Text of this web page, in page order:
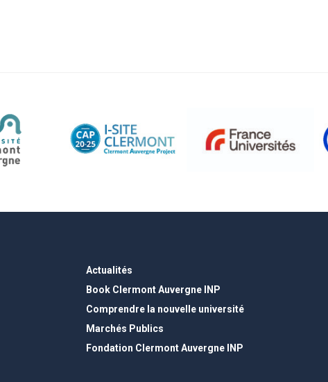
Actualités
Book Clermont Auvergne INP
Comprendre la nouvelle université
Marchés Publics
Fondation Clermont Auvergne INP